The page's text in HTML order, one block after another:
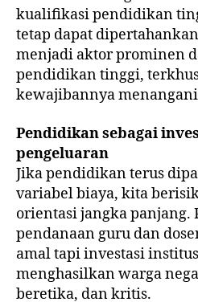
kualifikasi pendidikan
tetap dapat
menjadi aktor prominen
pendidikan tinggi,
kewajibannya
Pendidikan sebagai
pengeluaran
Jika pendidikan terus
variabel biaya, kita
orientasi jangka panjang.
pendanaan guru dan
amal tapi investasi
menghasilkan warga
beretika, dan kritis.